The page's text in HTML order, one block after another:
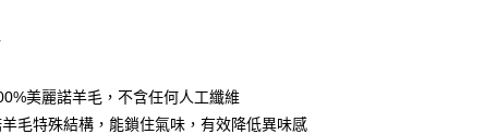
付款
利率 每期NT$1,704
商業銀行
第一商業銀行
利率 每期NT$852 21家銀行
美麗諾羊毛，不含任何人工纖維
毛特殊結構，能鎖住氣味，有效降低異味感